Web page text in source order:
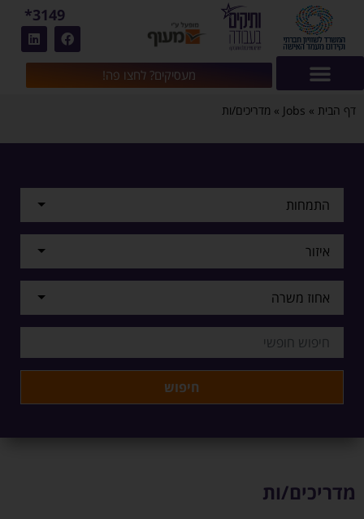
מעסיקים? לחצו פה!
3149*
דף הבית »
Jobs
» מדריכים/ות
התמחות
איזור
אחוז משרה
מדריכים/ות